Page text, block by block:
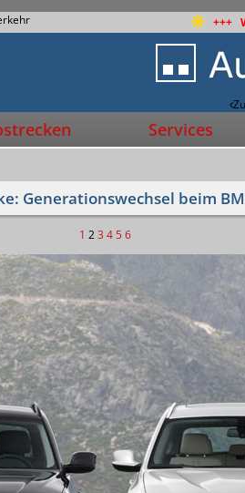
+++
Services
Generationswechsel beim
1 2 3 4 5 6